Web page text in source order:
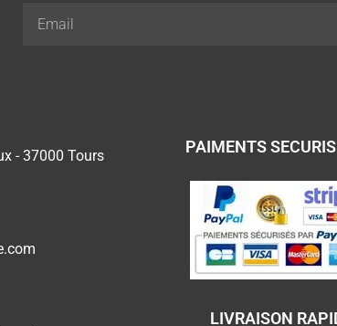
- 37000 Tours
PAIMENTS
LIVRAISON